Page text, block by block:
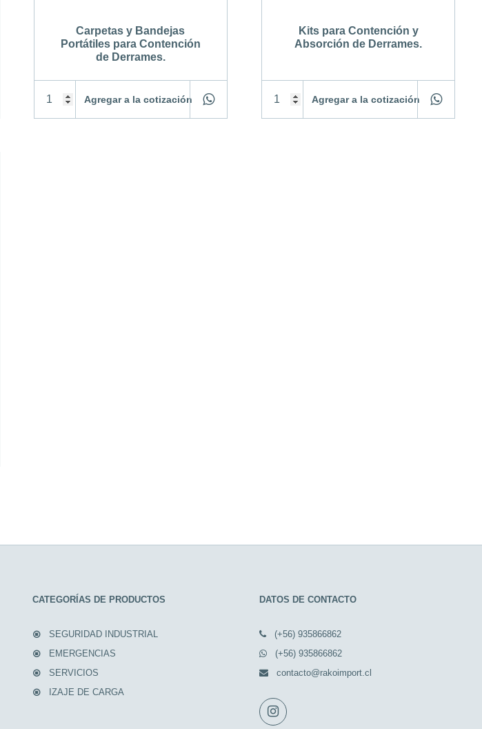
Carpetas y Bandejas
Portátiles para Contención
de Derrames.
Agregar a la cotización
Kits para Contención y
Absorción de Derrames.
Agregar a la cotización
CATEGORÍAS DE PRODUCTOS
SEGURIDAD INDUSTRIAL
EMERGENCIAS
SERVICIOS
IZAJE DE CARGA
DATOS DE CONTACTO
(+56) 935866862
(+56) 935866862
contacto@rakoimport.cl